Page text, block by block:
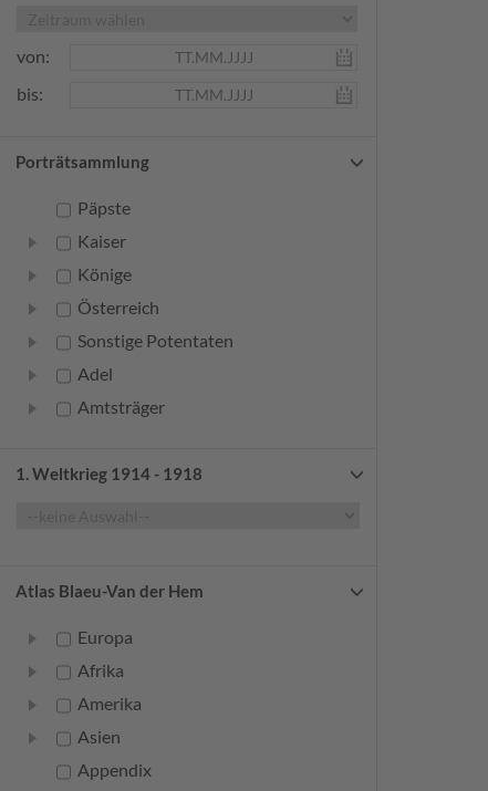
von:
bis:
Porträtsammlung
Päpste
Kaiser
Könige
Österreich
Sonstige Potentaten
Adel
Amtsträger
Frauen
Geistliche
Randgruppen
Weitere
1. Weltkrieg 1914 - 1918
Atlas Blaeu-Van der Hem
Europa
Afrika
Amerika
Asien
Appendix